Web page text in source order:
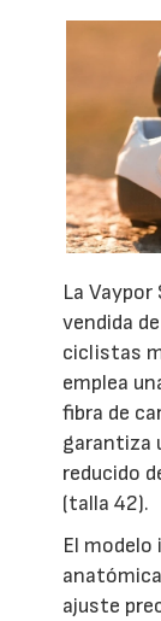
La
vendida
ciclistas
emplea
fibra de
garantiza
reducido
(talla 42).
El modelo
ajuste